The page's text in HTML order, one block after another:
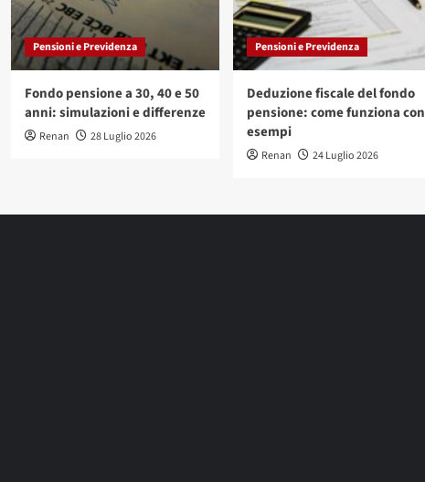
Pensioni e Previdenza
Fondo pensione a 30, 40 e 50
anni: simulazioni e differenze
Renan 28 Luglio 2026
Pensioni e Previdenza
Deduzione fiscale del fondo
pensione: come funziona con
esempi
Renan 24 Luglio 2026